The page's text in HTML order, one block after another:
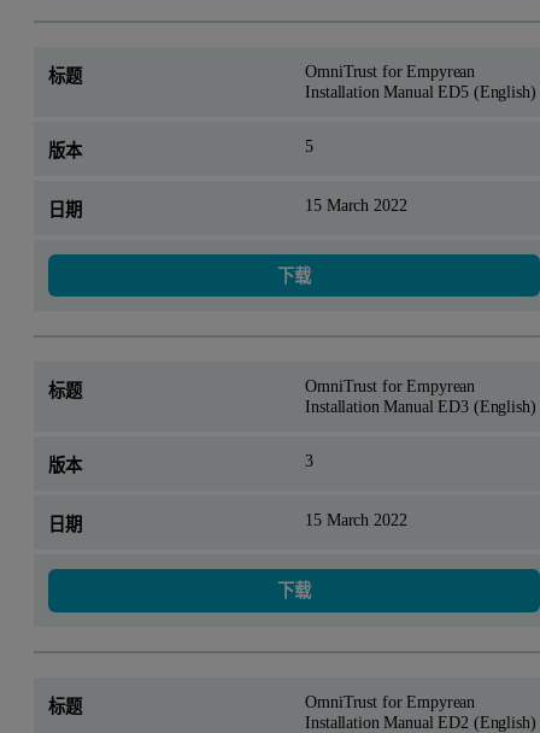
OmniTrust for Empyrean
Installation Manual ED5 (English)
5
15 March 2022
下载
OmniTrust for Empyrean
Installation Manual ED3 (English)
3
15 March 2022
下载
OmniTrust for Empyrean
Installation Manual ED2 (English)